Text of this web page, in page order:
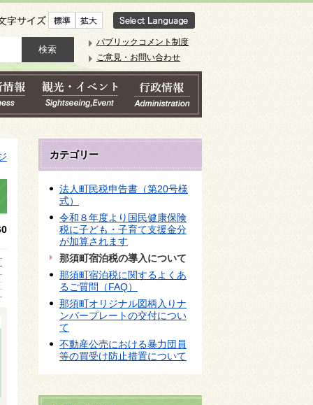
文字サイズ
パブリックコメント制度
ご意見・お問い合わせ
カテゴリー
法人町民税申告書（第20号様
式）
令和８年度より国民健康保険
税に子ども・子育て支援金分
が加算されます
那須町宿泊税の導入について
那須町宿泊税に関するよくあ
るご質問（FAQ）
那須町オリジナル図柄入りナ
ンバープレートの交付につい
て
不動産公売における暴力団員
等の買受け防止措置について